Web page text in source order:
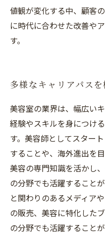
値観が変化する中、顧客
に時代に合わせた改善や
す。
多様なキャリアパスを
美容室の業界は、幅広い
経験やスキルを身につけ
す。美容師としてスター
することや、海外進出を
美容の専門知識を活かし
の分野でも活躍すること
と関わりのあるメディア
の販売、美容に特化した
の分野でも活躍すること